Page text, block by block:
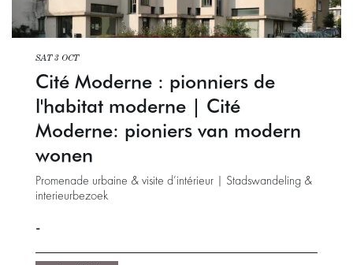
Cité Moderne : pionniers de
l'habitat moderne | Cité
Moderne: pioniers van modern
wonen
Promenade urbaine & visite d’intérieur | Stadswandeling &
interieurbezoek
SAT 3 OCT
-